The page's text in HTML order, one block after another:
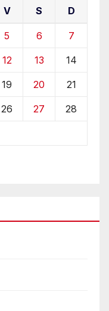
V S D
5 6 7
12 13 14
19 20 21
26 27 28